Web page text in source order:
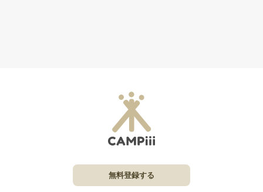
無料登録する